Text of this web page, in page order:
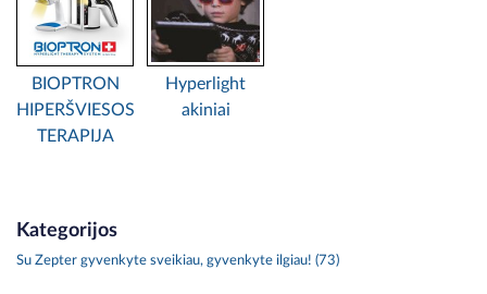
BIOPTRON
HIPERŠVIESOS
TERAPIJA
Hyperlight
akiniai
Kategorijos
Su Zepter gyvenkyte sveikiau, gyvenkyte ilgiau! (73)